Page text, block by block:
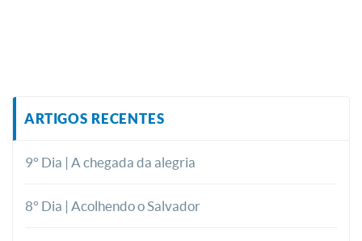
ARTIGOS RECENTES
9° Dia | A chegada da alegria
8° Dia | Acolhendo o Salvador